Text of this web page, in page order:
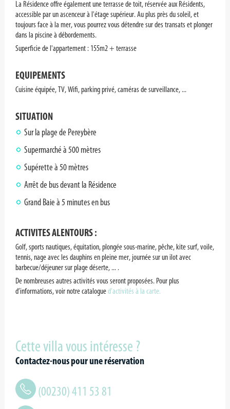
La Résidence offre également une terrasse de toit, réservée aux Résidents,
accessible par un ascenceur à l'étage supérieur. Au plus près du soleil, et
toujours face à la mer, vous pourrez vous détendre sur des transats et plonger
dans la piscine à débordements.
Superficie de l'appartement : 155m2 + terrasse
EQUIPEMENTS
Cuisine équipée, TV, Wifi, parking privé, caméras de surveillance, ...
SITUATION
Sur la plage de Pereybère
Supermarché à 500 mètres
Supérette à 50 mètres
Arrêt de bus devant la Résidence
Grand Baie à 5 minutes en bus
ACTIVITES ALENTOURS :
Golf, sports nautiques, équitation, plongée sous-marine, pêche, kite surf, voile,
tennis, nage avec les dauphins en pleine mer, journée sur un ilot avec
barbecue/déjeuner sur plage déserte, ... .
De nombreuses autres activités vous seront proposées. Pour plus
d’informations, voir notre catalogued’activités à la carte.
Cette villa vous intéresse ?
Contactez-nous pour une réservation
(00230) 411 53 81